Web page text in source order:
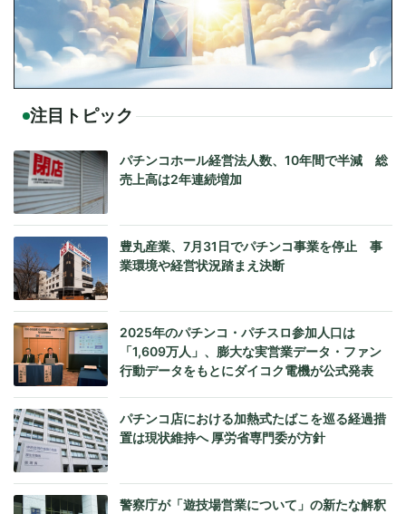
注目トピック
パチンコホール経営法人数、10年間で半減 総
売上高は2年連続増加
豊丸産業、7月31日でパチンコ事業を停止 事
業環境や経営状況踏まえ決断
2025年のパチンコ・パチスロ参加人口は
「1,609万人」、膨大な実営業データ・ファン
行動データをもとにダイコク電機が公式発表
パチンコ店における加熱式たばこを巡る経過措
置は現状維持へ 厚労省専門委が方針
警察庁が「遊技場営業について」の新たな解釈